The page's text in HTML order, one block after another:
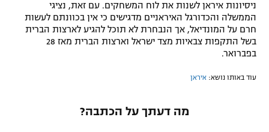
ניסיונות איראן לשנות את לוח המשחקים. עם זאת, נציגי
הממשלה והכדורגל האיראניים מדגישים כי אין בכוונתם לעשות
חרם על המונדיאל, אך הנבחרת לא תוכל להגיע לארצות הברית
בשל התקפות צבאיות מצד ישראל וארצות הברית מאז 28
בפברואר.
עוד באותו נושא: איראן
מה דעתך על הכתבה?